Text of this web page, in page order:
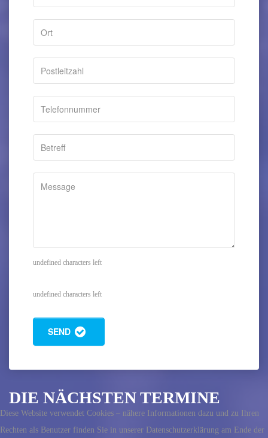
undefined characters left
undefined characters left
SEND
DIE NÄCHSTEN TERMINE
Diese Website verwendet Cookies – nähere Informationen dazu und zu Ihren
Rechten als Benutzer finden Sie in unserer Datenschutzerklärung am Ende der